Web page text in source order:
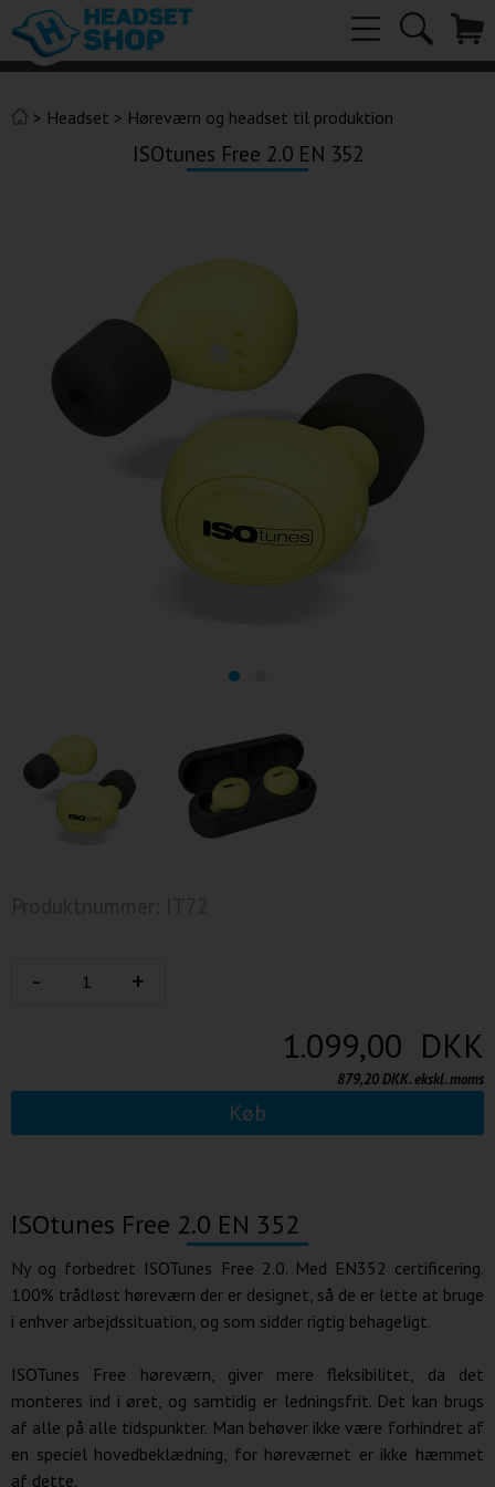
> Headset > Høreværn og headset til produktion
ISOtunes Free 2.0 EN 352
1.099,00 DKK
879,20 DKK. ekskl. moms
Køb
ISOtunes Free 2.0 EN 352
Ny og forbedret ISOTunes Free 2.0. Med EN352 certificering.
100% trådløst høreværn der er designet, så de er lette at bruge
i enhver arbejdssituation, og som sidder rigtig behageligt.
ISOTunes Free høreværn, giver mere fleksibilitet, da det
monteres ind i øret, og samtidig er ledningsfrit. Det kan brugs
af alle på alle tidspunkter. Man behøver ikke være forhindret af
en speciel hovedbeklædning, for høreværnet er ikke hæmmet
af dette.